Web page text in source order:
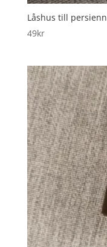
Låshus till persienn
49kr